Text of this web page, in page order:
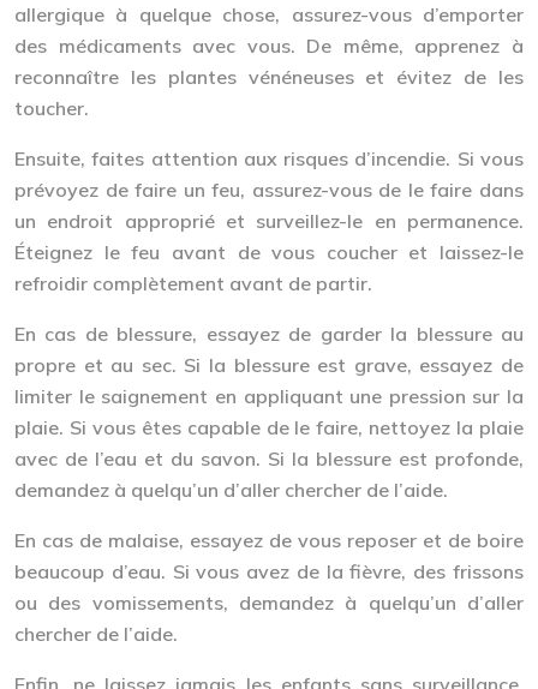
allergique à quelque chose, assurez-vous d’emporter
des médicaments avec vous. De même, apprenez à
reconnaître les plantes vénéneuses et évitez de les
toucher.
Ensuite, faites attention aux risques d’incendie. Si vous
prévoyez de faire un feu, assurez-vous de le faire dans
un endroit approprié et surveillez-le en permanence.
Éteignez le feu avant de vous coucher et laissez-le
refroidir complètement avant de partir.
En cas de blessure, essayez de garder la blessure au
propre et au sec. Si la blessure est grave, essayez de
limiter le saignement en appliquant une pression sur la
plaie. Si vous êtes capable de le faire, nettoyez la plaie
avec de l’eau et du savon. Si la blessure est profonde,
demandez à quelqu’un d’aller chercher de l’aide.
En cas de malaise, essayez de vous reposer et de boire
beaucoup d’eau. Si vous avez de la fièvre, des frissons
ou des vomissements, demandez à quelqu’un d’aller
chercher de l’aide.
Enfin, ne laissez jamais les enfants sans surveillance.